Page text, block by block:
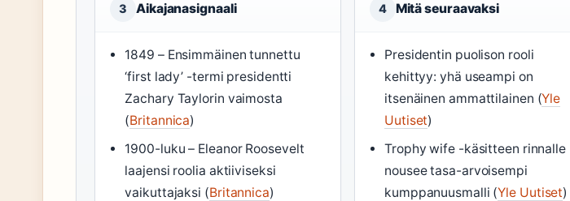
3 Aikajanasignaali
1849 – Ensimmäinen tunnettu
‘first lady’ -termi presidentti
Zachary Taylorin vaimosta
(Britannica)
1900-luku – Eleanor Roosevelt
laajensi roolia aktiiviseksi
vaikuttajaksi (Britannica)
4 Mitä seuraavaksi
Presidentin puolison rooli
kehittyy: yhä useampi on
itsenäinen ammattilainen (Yle
Uutiset)
Trophy wife -käsitteen rinnalle
nousee tasa-arvoisempi
kumppanuusmalli (Yle Uutiset)